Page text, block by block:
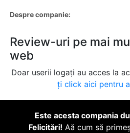
Despre companie:
Review-uri pe mai
web
Doar userii logați au acces la
ți click aici pentru
Este acesta compania
Felicitări! Aă cum să